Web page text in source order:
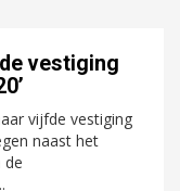
vestiging
vijfde vestiging
naast het
de